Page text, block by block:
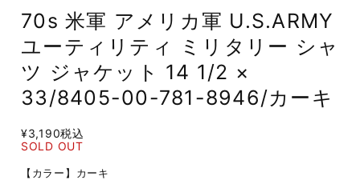
70s 米軍 アメリカ軍 U.S.ARMY
ユーティリティ ミリタリー シャ
ツ ジャケット 14 1/2 ×
33/8405-00-781-8946/カーキ
¥3,190税込
SOLD OUT
【カラー】カーキ